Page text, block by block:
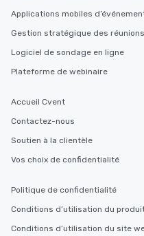
Applications mobiles
Gestion stratégique des réunions
Logiciel de sondage en ligne
Plateforme de webinaire
Accueil Cvent
Contactez-nous
Soutien à la clientèle
Vos choix de confidentialité
Politique de confidentialité
Conditions d’utilisation du
Conditions d’utilisation du site